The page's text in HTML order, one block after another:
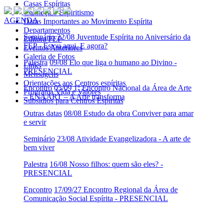
Casas Espíritas
Conheça o Espiritismo
Datas Importantes ao Movimento Espírita
Departamentos
Editora FEP
Eventos Anteriores
Galeria de Fotos
Links
Mensagens
Orientações aos Centros espíritas
Programa Vida e Valores
Subsídios para Centros Espíritas
AGENDA
Seminário 22/08 Juventude Espírita no Aniversário da
FEP - Estou aqui. E agora?
Palestra 09/08 Elo que liga o humano ao Divino -
PRESENCIAL
Encontro 05/09 1º Encontro Nacional da Área de Arte
– ENAART – A Arte transforma
Outras datas 08/08 Estudo da obra Conviver para amar
e servir
Seminário 23/08 Atividade Evangelizadora - A arte de
bem viver
Palestra 16/08 Nosso filhos: quem são eles? -
PRESENCIAL
Encontro 17/09/27 Encontro Regional da Área de
Comunicação Social Espírita - PRESENCIAL